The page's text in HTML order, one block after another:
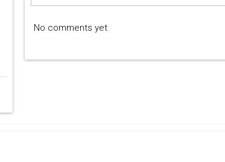
No comments yet